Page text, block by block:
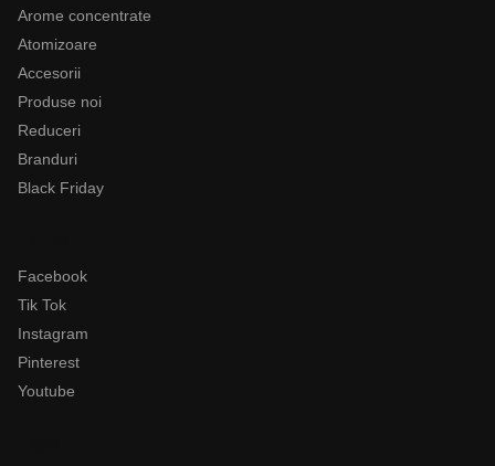
Arome concentrate
Atomizoare
Accesorii
Produse noi
Reduceri
Branduri
Black Friday
Facebook
Tik Tok
Instagram
Pinterest
Youtube